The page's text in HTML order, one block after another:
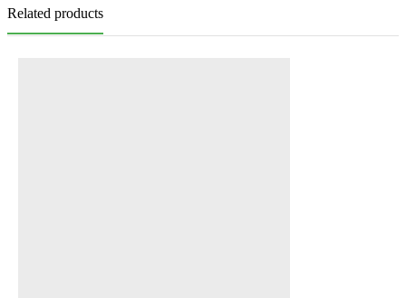
Related products